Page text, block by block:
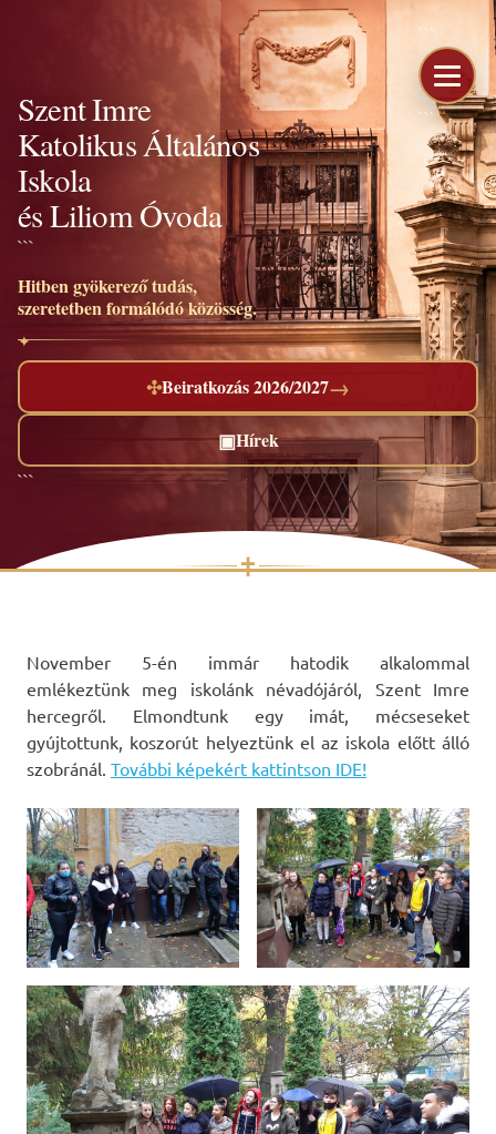
```
```
Szent Imre
Katolikus Általános
Iskola
és Liliom Óvoda
```
Hitben gyökerező tudás,
szeretetben formálódó közösség.
✣Beiratkozás 2026/2027→
▣Hírek
```
✝
November 5-én immár hatodik alkalommal
emlékeztünk meg iskolánk névadójáról, Szent Imre
hercegről. Elmondtunk egy imát, mécseseket
gyújtottunk, koszorút helyeztünk el az iskola előtt álló
szobránál. További képekért kattintson IDE!